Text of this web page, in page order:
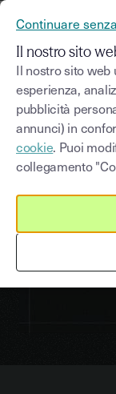
Continuare
Il nostro sito
Il nostro sito
esperienza,
pubblicità
annunci) in
cookie. Puoi
collegamento